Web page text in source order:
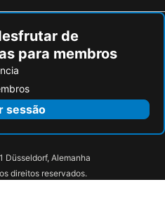
de
para membros
sessão
Düsseldorf, Alemanha
direitos reservados.